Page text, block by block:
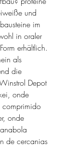
und
im
in oraler
erhältlich.
als
die
Depot
onde
comprimido
onde
de cercanias